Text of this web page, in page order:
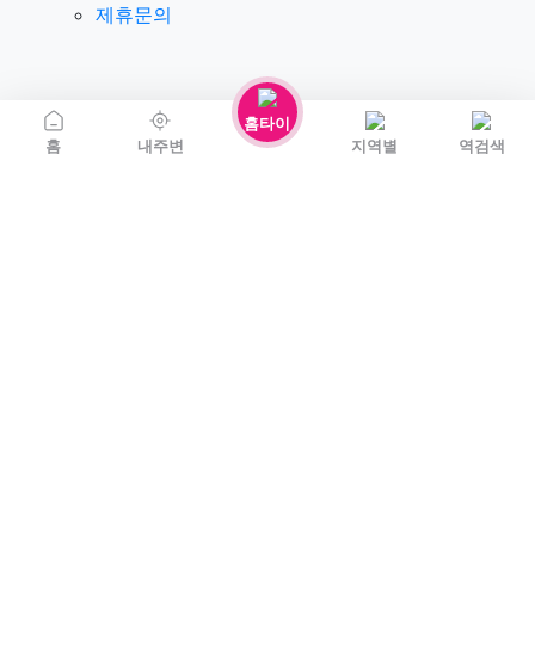
홈 내주변
홈타이
지역별
역검색
제휴문의